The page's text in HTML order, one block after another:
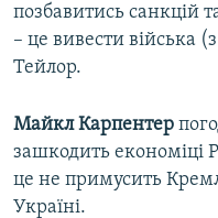
позбавитись санкцій
– це вивести війська
Тейлор.
Майкл Карпентер
зашкодить економіці
це не примусить
Україні.